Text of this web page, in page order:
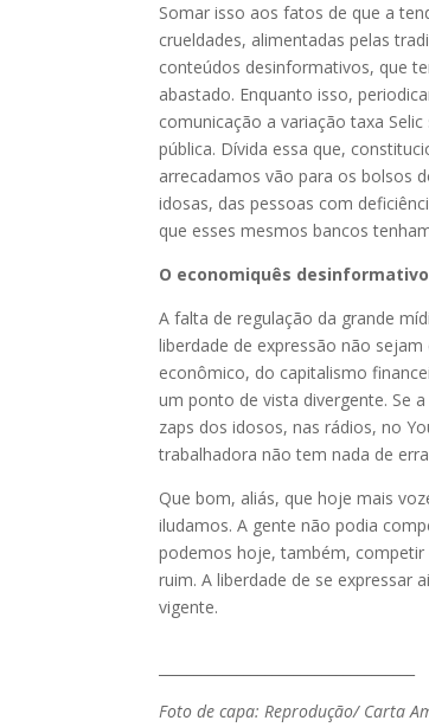
Somar isso aos fatos de que a
crueldades, alimentadas pelas
conteúdos desinformativos, que
abastado. Enquanto isso,
comunicação a variação taxa
pública. Dívida essa que,
arrecadamos vão para os bolsos
idosas, das pessoas com
que esses mesmos bancos
O economiquês desinformativo
A falta de regulação da grande
liberdade de expressão não
econômico, do capitalismo
um ponto de vista divergente. Se
zaps dos idosos, nas rádios, no
trabalhadora não tem nada de
Que bom, aliás, que hoje mais
iludamos. A gente não podia
podemos hoje, também,
ruim. A liberdade de se expressar
vigente.
Foto de capa: Reprodução/ Carta